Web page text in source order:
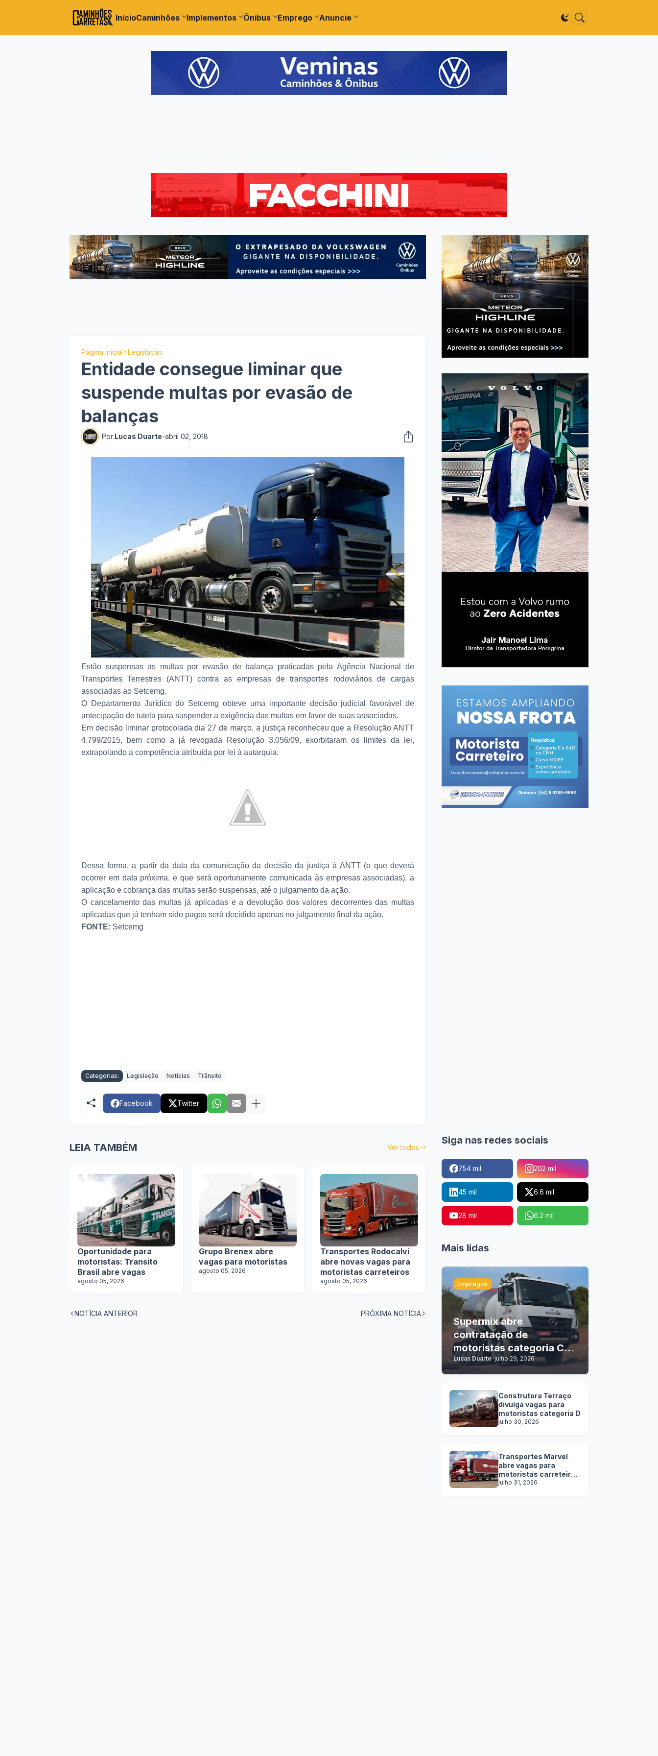
InícioCaminhões Implementos Ônibus Emprego Anuncie
Página inicial Legislação
Entidade consegue liminar que
suspende multas por evasão de
balanças
Por:Lucas Duarte-abril 02, 2018
Estão suspensas as multas por evasão de balança praticadas pela Agência Nacional de
Transportes Terrestres (ANTT) contra as empresas de transportes rodoviários de cargas
associadas ao Setcemg.
O Departamento Jurídico do Setcemg obteve uma importante decisão judicial favorável de
antecipação de tutela para suspender a exigência das multas em favor de suas associadas.
Em decisão liminar protocolada dia 27 de março, a justiça reconheceu que a Resolução ANTT
4.799/2015, bem como a já revogada Resolução 3.056/09, exorbitaram os limites da lei,
extrapolando a competência atribuída por lei à autarquia.
Dessa forma, a partir da data da comunicação da decisão da justiça à ANTT (o que deverá
ocorrer em data próxima, e que será oportunamente comunicada às empresas associadas), a
aplicação e cobrança das multas serão suspensas, até o julgamento da ação.
O cancelamento das multas já aplicadas e a devolução dos valores decorrentes das multas
aplicadas que já tenham sido pagos será decidido apenas no julgamento final da ação.
FONTE: Setcemg
Categorias: Legislação Notícias Trânsito
Facebook Twitter
LEIA TAMBÉM Ver todos
Oportunidade para
motoristas: Transito
Brasil abre vagas
agosto 05, 2026
Grupo Brenex abre
vagas para motoristas
agosto 05, 2026
Transportes Rodocalvi
abre novas vagas para
motoristas carreteiros
agosto 05, 2026
NOTÍCIA ANTERIOR PRÓXIMA NOTÍCIA
Siga nas redes sociais
754 mil 202 mil
45 mil 6.6 mil
28 mil 6.2 mil
Mais lidas
Empregos
Supermix abre
contratação de
motoristas categoria C, D
e E
Lucas Duarte-julho 29, 2026
Construtora Terraço
divulga vagas para
motoristas categoria D
julho 30, 2026
Transportes Marvel
abre vagas para
motoristas carreteiros
SEM EXPERIÊNCIA
julho 31, 2026